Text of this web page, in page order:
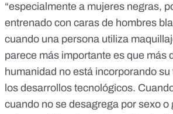
“especialmente a mujeres negras,
entrenado con caras de hombres
cuando una persona utiliza
parece más importante es que más
humanidad no está incorporando
los desarrollos tecnológicos.
cuando no se desagrega por sexo o